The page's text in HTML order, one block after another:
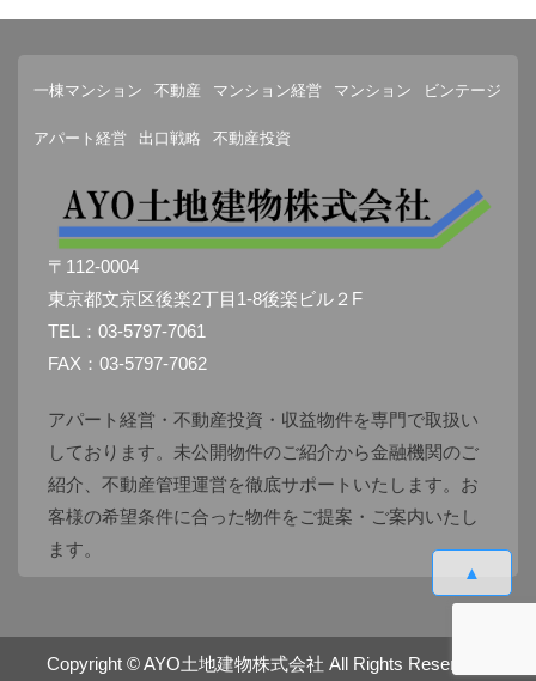
▲
一棟マンション 不動産 マンション経営 マンション ビンテージ
アパート経営 出口戦略 不動産投資
〒112-0004
東京都文京区後楽2丁目1-8後楽ビル２F
TEL：03-5797-7061
FAX：03-5797-7062
アパート経営・不動産投資・収益物件を専門で取扱い
しております。未公開物件のご紹介から金融機関のご
紹介、不動産管理運営を徹底サポートいたします。お
客様の希望条件に合った物件をご提案・ご案内いたし
ます。
Copyright ©AYO土地建物株式会社 All Rights Reserved.